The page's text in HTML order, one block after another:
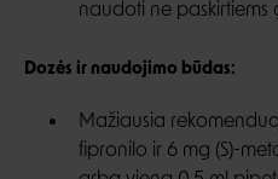
naudoti ne paskirtiems
Dozės ir naudojimo būdas:
Mažiausia
fipronilo ir 6 mg (S)-